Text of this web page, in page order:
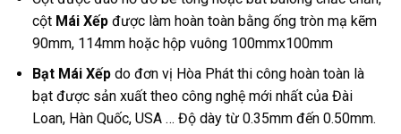
cột Mái Xếpđược làm hoàn toàn bằng ống tròn mạ kẽm
90mm, 114mm hoặc hộp vuông 100mmx100mm
Bạt Mái Xếpdo đơn vị Hòa Phát thi công hoàn toàn là
bạt được sản xuất theo công nghệ mới nhất của Đài
Loan, Hàn Quốc, USA … Độ dày từ 0.35mm đến 0.50mm.